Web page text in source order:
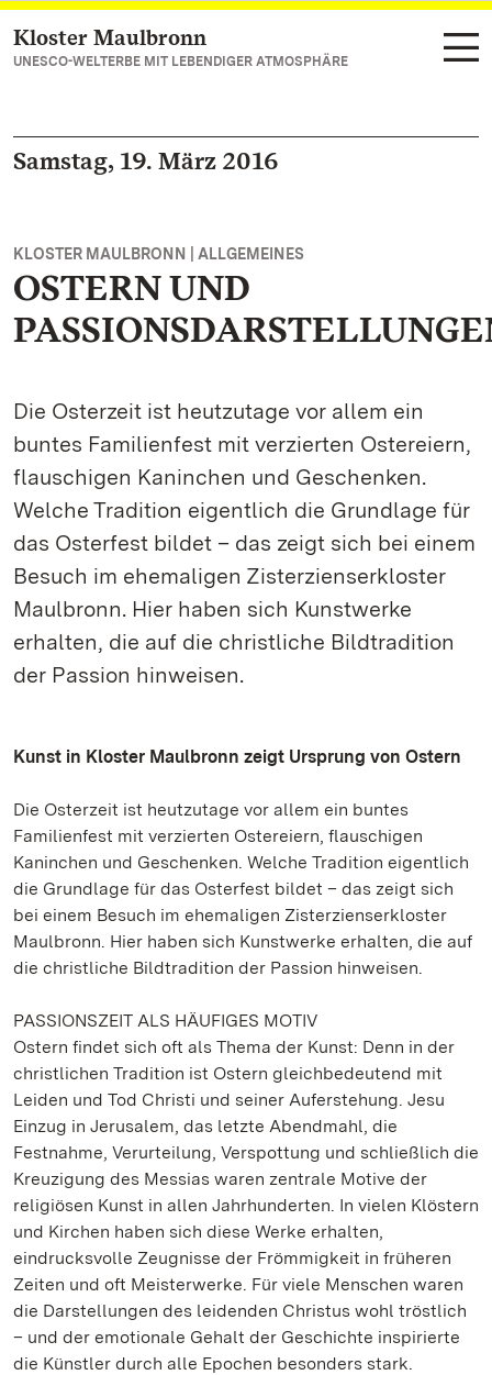
Zum Hauptinhalt springen
Kloster Maulbronn
UNESCO-WELTERBE MIT LEBENDIGER ATMOSPHÄRE
Samstag, 19. März 2016
KLOSTER MAULBRONN | ALLGEMEINES
OSTERN UND
Die Osterzeit ist heutzutage vor allem ein
buntes Familienfest mit verzierten Ostereiern,
flauschigen Kaninchen und Geschenken.
Welche Tradition eigentlich die Grundlage für
das Osterfest bildet – das zeigt sich bei einem
Besuch im ehemaligen Zisterzienserkloster
Maulbronn. Hier haben sich Kunstwerke
erhalten, die auf die christliche Bildtradition
der Passion hinweisen.
Kunst in Kloster Maulbronn zeigt Ursprung von Ostern
Die Osterzeit ist heutzutage vor allem ein buntes
Familienfest mit verzierten Ostereiern, flauschigen
Kaninchen und Geschenken. Welche Tradition eigentlich
die Grundlage für das Osterfest bildet – das zeigt sich
bei einem Besuch im ehemaligen Zisterzienserkloster
Maulbronn. Hier haben sich Kunstwerke erhalten, die auf
die christliche Bildtradition der Passion hinweisen.
PASSIONSZEIT ALS HÄUFIGES MOTIV
Ostern findet sich oft als Thema der Kunst: Denn in der
christlichen Tradition ist Ostern gleichbedeutend mit
Leiden und Tod Christi und seiner Auferstehung. Jesu
Einzug in Jerusalem, das letzte Abendmahl, die
Festnahme, Verurteilung, Verspottung und schließlich die
Kreuzigung des Messias waren zentrale Motive der
religiösen Kunst in allen Jahrhunderten. In vielen Klöstern
und Kirchen haben sich diese Werke erhalten,
eindrucksvolle Zeugnisse der Frömmigkeit in früheren
Zeiten und oft Meisterwerke. Für viele Menschen waren
die Darstellungen des leidenden Christus wohl tröstlich
– und der emotionale Gehalt der Geschichte inspirierte
die Künstler durch alle Epochen besonders stark.